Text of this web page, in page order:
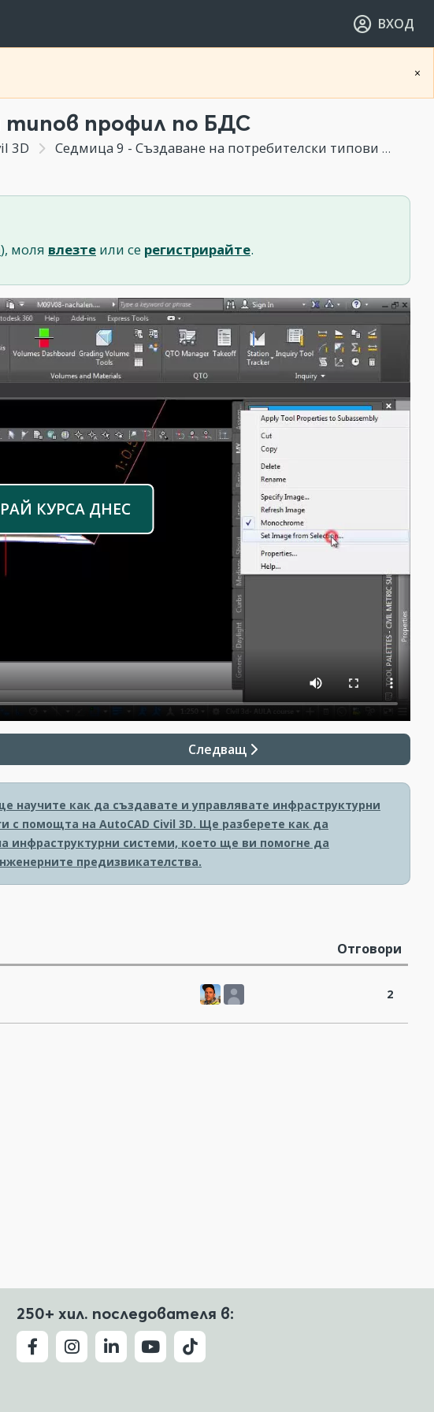
ВХОД
×
профил по БДС
3D Седмица 9 - Създаване на потребителски типови профили чрез Subassembly Composer (Бонус Модул)
), моля влезте или се регистрирайте.
КУРСА ДНЕС
Следващ
научите как да създавате и управлявате инфраструктурни
с помощта на AutoCAD Civil 3D. Ще разберете как да
инфраструктурни системи, което ще ви помогне да
предизвикателства.
Отговори
2
250+ хил. последователя в: